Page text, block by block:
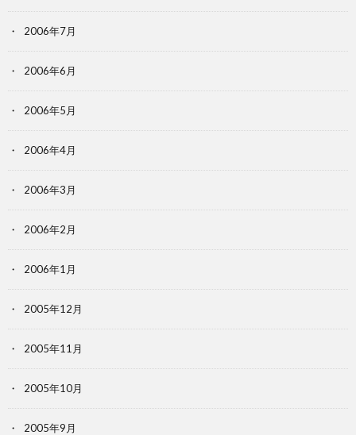
2006年7月
2006年6月
2006年5月
2006年4月
2006年3月
2006年2月
2006年1月
2005年12月
2005年11月
2005年10月
2005年9月